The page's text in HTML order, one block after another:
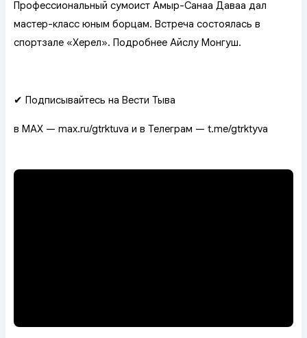
Профессиональный сумоист Амыр-Санаа Даваа дал
мастер-класс юным борцам. Встреча состоялась в
спортзале «Херел». Подробнее Айслу Монгуш.
✔ Подписывайтесь на Вести Тыва
в MAX — max.ru/gtrktuva и в Телеграм — t.me/gtrktyva